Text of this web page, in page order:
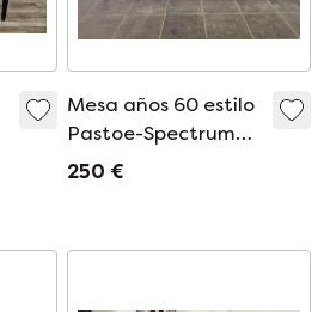
Mesa años 60 estilo
Pastoe-Spectrum
de teca
250 €